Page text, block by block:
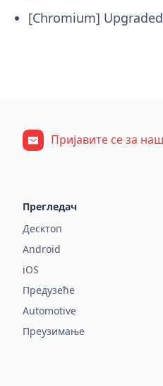
[Chromium]
Пријавите се за
Прегледач
Десктоп
Android
iOS
Предузеће
Automotive
Преузимање